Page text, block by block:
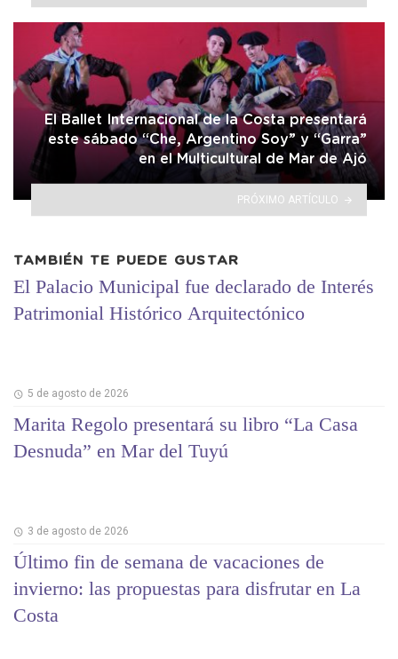
El Ballet Internacional de la Costa presentará
este sábado “Che, Argentino Soy” y “Garra”
en el Multicultural de Mar de Ajó
PRÓXIMO ARTÍCULO
TAMBIÉN TE PUEDE GUSTAR
El Palacio Municipal fue declarado de Interés
Patrimonial Histórico Arquitectónico
5 de agosto de 2026
Marita Regolo presentará su libro “La Casa
Desnuda” en Mar del Tuyú
3 de agosto de 2026
Último fin de semana de vacaciones de
invierno: las propuestas para disfrutar en La
Costa